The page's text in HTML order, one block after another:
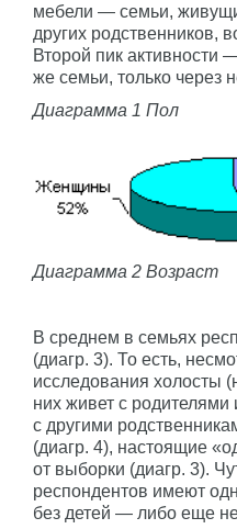
мебели — семьи,
других родственников,
Второй пик активности
же семьи, только через
Диаграмма 1 Пол
Диаграмма 2 Возраст
В среднем в семьях
(диагр. 3). То есть,
исследования холосты
них живет с
с другими
(диагр. 4), настоящие
от выборки (диагр. 3).
респондентов имеют
без детей — либо еще